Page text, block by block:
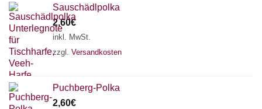
Sauschädlpolka
2,60€
inkl. MwSt.
zzgl. Versandkosten
Puchberg-Polka
2,60€